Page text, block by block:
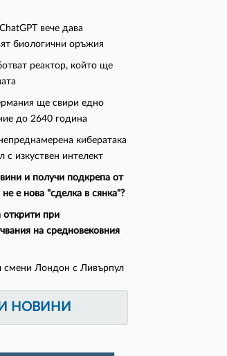
вече дава
биологични оръжия
реактор, който ще
ще свири едно
до 2640 година
кибератака
с изкуствен интелект
и получи подкрепа от
е нова "сделка в сянка"?
открити при
на средновековния
смени Лондон с Ливърпул
НОВИНИ